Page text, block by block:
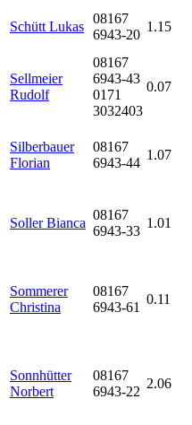
Schütt Lukas
08167
6943-20
1.15
Sellmeier
Rudolf
08167
6943-43
0171
3032403
0.07
Silberbauer
Florian
08167
6943-44
1.07
Soller Bianca
08167
6943-33
1.01
Sommerer
Christina
08167
6943-61
0.11
Sonnhütter
Norbert
08167
6943-22
2.06